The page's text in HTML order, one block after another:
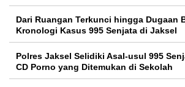
Dari Ruangan Terkunci hingga Dugaan
Kronologi Kasus 995 Senjata di Jaksel
Polres Jaksel Selidiki Asal-usul 995
CD Porno yang Ditemukan di Sekolah